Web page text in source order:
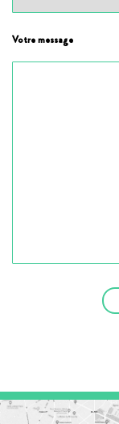
Votre message